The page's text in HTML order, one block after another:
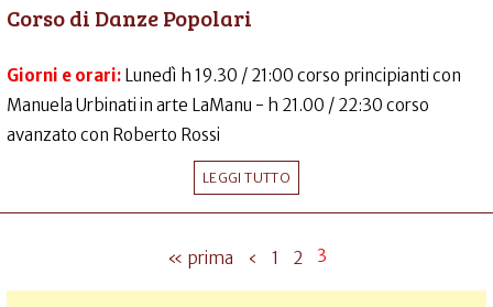
Corso di Danze Popolari
Giorni e orari: Lunedì h 19.30 / 21:00 corso principianti con
Manuela Urbinati in arte LaManu - h 21.00 / 22:30 corso
avanzato con Roberto Rossi
LEGGI TUTTO
« prima ‹ 1 2 3